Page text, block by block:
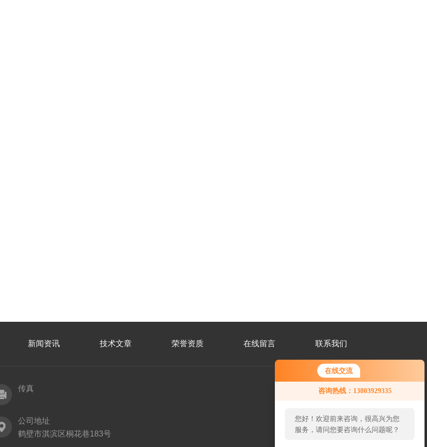
在线交流
咨询热线：13803929335
您好！欢迎前来咨询，很高兴为您
服务，请问您要咨询什么问题呢？
新闻资讯 技术文章 荣誉资质 在线留言 联系我们
传真
公司地址
鹤壁市淇滨区桐花巷183号
号
二